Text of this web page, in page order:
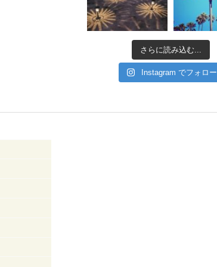
さらに読み込む...
Instagram でフォロー